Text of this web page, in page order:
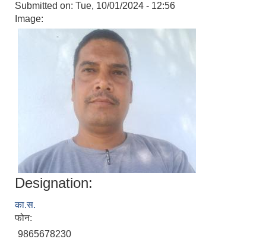
Submitted on: Tue, 10/01/2024 - 12:56
Image:
Designation:
का.स.
फोन:
9865678230